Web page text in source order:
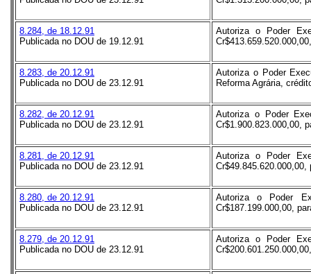
8.284, de 18.12.91
Publicada no DOU de 19.12.91
Autoriza o Poder
8.283, de 20.12.91
Publicada no DOU de 23.12.91
Autoriza o Poder
Reforma Agrária,
8.282, de 20.12.91
Publicada no DOU de 23.12.91
Autoriza o Poder
Cr$1.900.823.000,00,
8.281, de 20.12.91
Publicada no DOU de 23.12.91
Autoriza o Poder
8.280, de 20.12.91
Publicada no DOU de 23.12.91
Autoriza o Poder
Cr$187.199.000,00,
8.279, de 20.12.91
Publicada no DOU de 23.12.91
Autoriza o Poder